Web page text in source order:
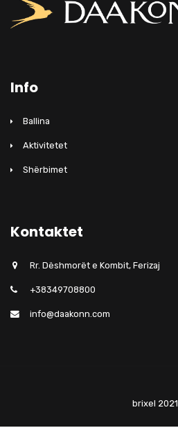
Info
Ballina
Aktivitetet
Shërbimet
Kontaktet
Rr. Dëshmorët e Kombit, Ferizaj
+38349708800
info@daakonn.com
brixel 2021